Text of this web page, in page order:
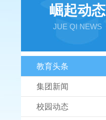
崛起动态
JUE QI NEWS
教育头条
集团新闻
校园动态